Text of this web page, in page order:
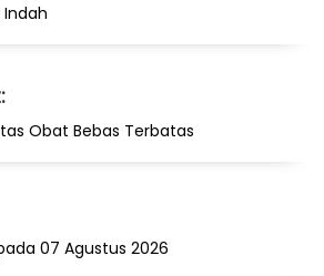
Obat Bebas Terbatas
07 Agustus 2026